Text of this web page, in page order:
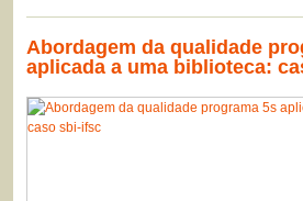
Abordagem da qualidade
aplicada a uma biblioteca: